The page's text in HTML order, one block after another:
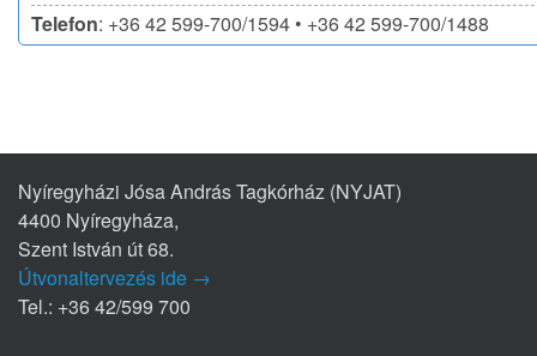
Telefon: +36 42 599-700/1594 • +36 42 599-700/1488
Nyíregyházi Jósa András Tagkórház (NYJAT)
4400 Nyíregyháza,
Szent István út 68.
Útvonaltervezés ide →
Tel.: +36 42/599 700